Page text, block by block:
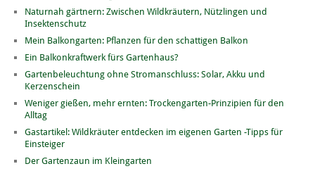
Naturnah gärtnern: Zwischen Wildkräutern, Nützlingen und
Insektenschutz
Mein Balkongarten: Pflanzen für den schattigen Balkon
Ein Balkonkraftwerk fürs Gartenhaus?
Gartenbeleuchtung ohne Stromanschluss: Solar, Akku und
Kerzenschein
Weniger gießen, mehr ernten: Trockengarten-Prinzipien für den
Alltag
Gastartikel: Wildkräuter entdecken im eigenen Garten -Tipps für
Einsteiger
Der Gartenzaun im Kleingarten